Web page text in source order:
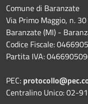
Comune di Baranzate
Via Primo Maggio, n.
Baranzate (MI) -
Codice Fiscale:
Partita IVA:
PEC:
Centralino Unico: 02-